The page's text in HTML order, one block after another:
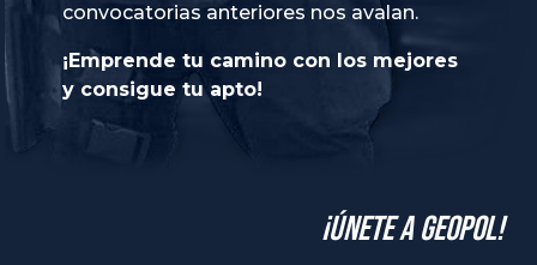
convocatorias anteriores nos avalan.
¡Emprende tu camino con los mejores
y consigue tu apto!
¡Únete a GeoPol!